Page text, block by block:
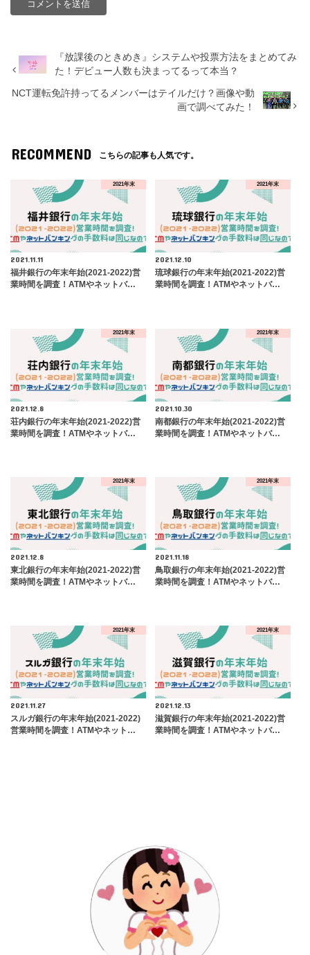
『放課後のときめき』システムや投票方法をまとめてみ
た！デビュー人数も決まってるって本当？
NCT運転免許持ってるメンバーはテイルだけ？画像や動
画で調べてみた！
RECOMMEND こちらの記事も人気です。
2021年末
2021.11.11
福井銀行の年末年始(2021-2022)営
業時間を調査！ATMやネットバ…
2021年末
2021.12.10
琉球銀行の年末年始(2021-2022)営
業時間を調査！ATMやネットバ…
2021年末
2021.12.8
荘内銀行の年末年始(2021-2022)営
業時間を調査！ATMやネットバ…
2021年末
2021.10.30
南都銀行の年末年始(2021-2022)営
業時間を調査！ATMやネットバ…
2021年末
2021.12.8
東北銀行の年末年始(2021-2022)営
業時間を調査！ATMやネットバ…
2021年末
2021.11.18
鳥取銀行の年末年始(2021-2022)営
業時間を調査！ATMやネットバ…
2021年末
2021.11.27
スルガ銀行の年末年始(2021-2022)
営業時間を調査！ATMやネット…
2021年末
2021.12.13
滋賀銀行の年末年始(2021-2022)営
業時間を調査！ATMやネットバ…